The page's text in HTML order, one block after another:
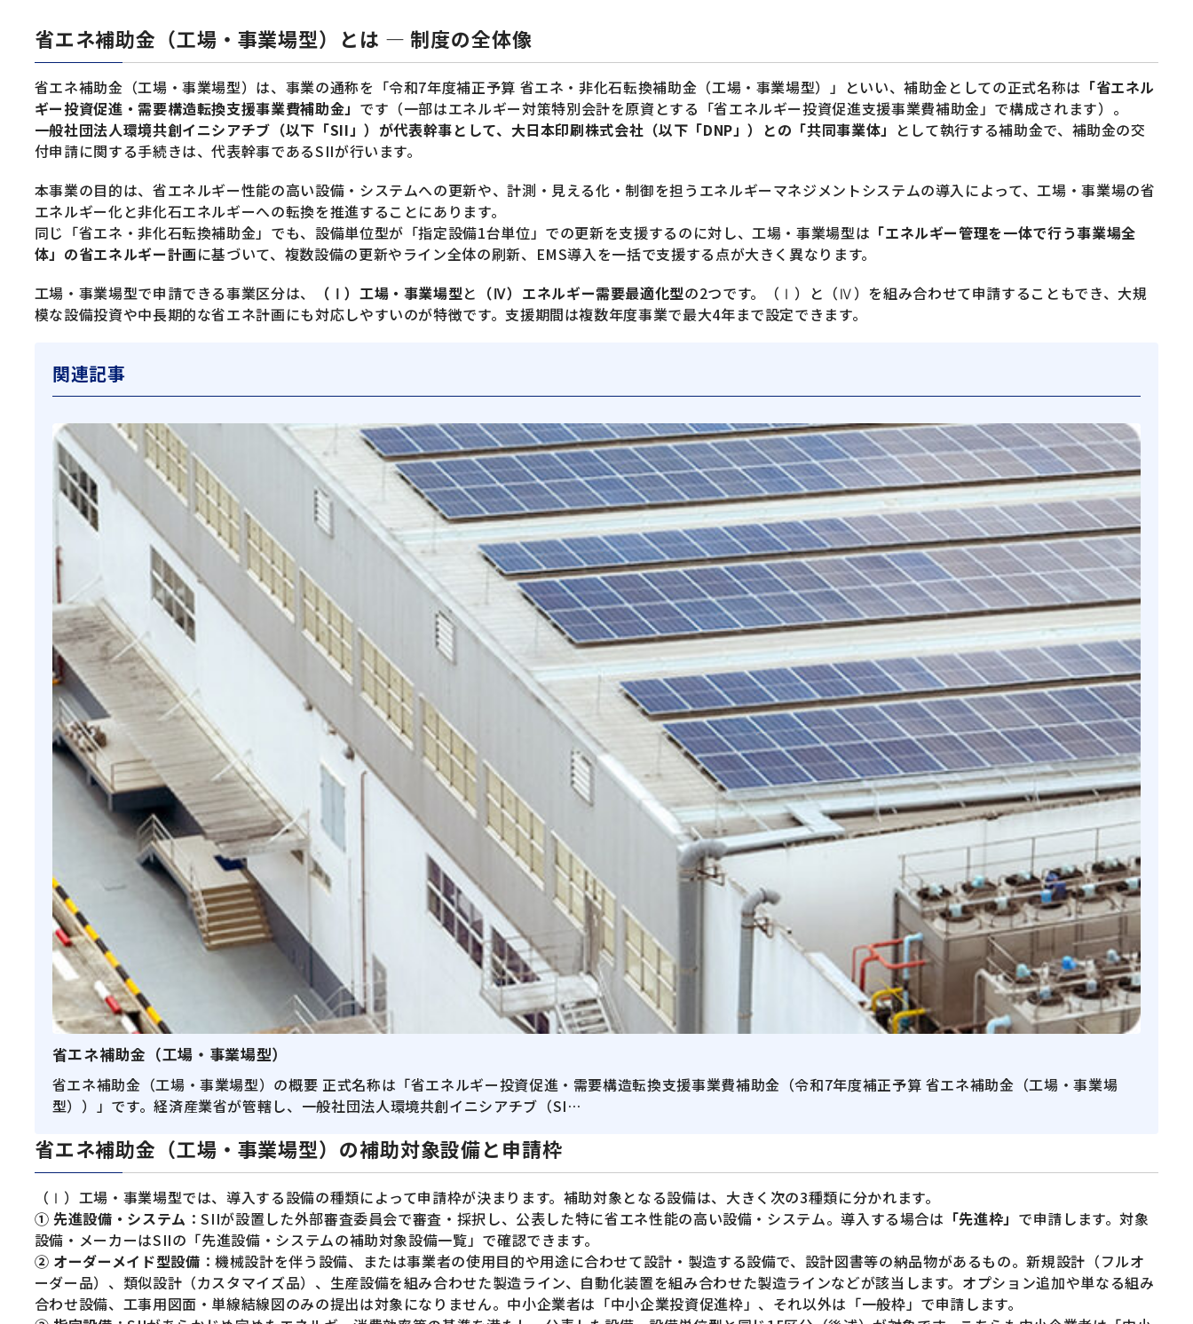
省エネ補助金（工場・事業場型）とは — 制度の全体像
省エネ補助金（工場・事業場型）は、事業の通称を「令和7年度補正予算 省エネ・非化石転換補助金（工場・事業場型）」といい、補助金としての正式名称は 「省エネル
ギー投資促進・需要構造転換支援事業費補助金」 です（一部はエネルギー対策特別会計を原資とする「省エネルギー投資促進支援事業費補助金」で構成されます）。
一般社団法人環境共創イニシアチブ（以下「SII」）が代表幹事として、大日本印刷株式会社（以下「DNP」）との「共同事業体」 として執行する補助金で、補助金の交
付申請に関する手続きは、代表幹事であるSIIが行います。
本事業の目的は、省エネルギー性能の高い設備・システムへの更新や、計測・見える化・制御を担うエネルギーマネジメントシステムの導入によって、工場・事業場の省
エネルギー化と非化石エネルギーへの転換を推進することにあります。
同じ「省エネ・非化石転換補助金」でも、設備単位型が「指定設備1台単位」での更新を支援するのに対し、工場・事業場型は 「エネルギー管理を一体で行う事業場全
体」の省エネルギー計画に基づいて、複数設備の更新やライン全体の刷新、EMS導入を一括で支援する点が大きく異なります。
工場・事業場型で申請できる事業区分は、
（Ⅰ）工場・事業場型と （Ⅳ）エネルギー需要最適化型の2つです。（Ⅰ）と（Ⅳ）を組み合わせて申請することもでき、大規
模な設備投資や中長期的な省エネ計画にも対応しやすいのが特徴です。支援期間は複数年度事業で最大4年まで設定できます。
関連記事
省エネ補助金（工場・事業場型）
省エネ補助金（工場・事業場型）の概要 正式名称は「省エネルギー投資促進・需要構造転換支援事業費補助金（令和7年度補正予算 省エネ補助金（工場・事業場
型））」です。経済産業省が管轄し、一般社団法人環境共創イニシアチブ（SI…
省エネ補助金（工場・事業場型）の補助対象設備と申請枠
（Ⅰ）工場・事業場型では、導入する設備の種類によって申請枠が決まります。補助対象となる設備は、大きく次の3種類に分かれます。
① 先進設備・システム ：SIIが設置した外部審査委員会で審査・採択し、公表した特に省エネ性能の高い設備・システム。導入する場合は 「先進枠」 で申請します。対象
設備・メーカーはSIIの「先進設備・システムの補助対象設備一覧」で確認できます。
② オーダーメイド型設備 ：機械設計を伴う設備、または事業者の使用目的や用途に合わせて設計・製造する設備で、設計図書等の納品物があるもの。新規設計（フルオ
ーダー品）、類似設計（カスタマイズ品）、生産設備を組み合わせた製造ライン、自動化装置を組み合わせた製造ラインなどが該当します。オプション追加や単なる組み
合わせ設備、工事用図面・単線結線図のみの提出は対象になりません。中小企業者は「中小企業投資促進枠」、それ以外は「一般枠」で申請します。